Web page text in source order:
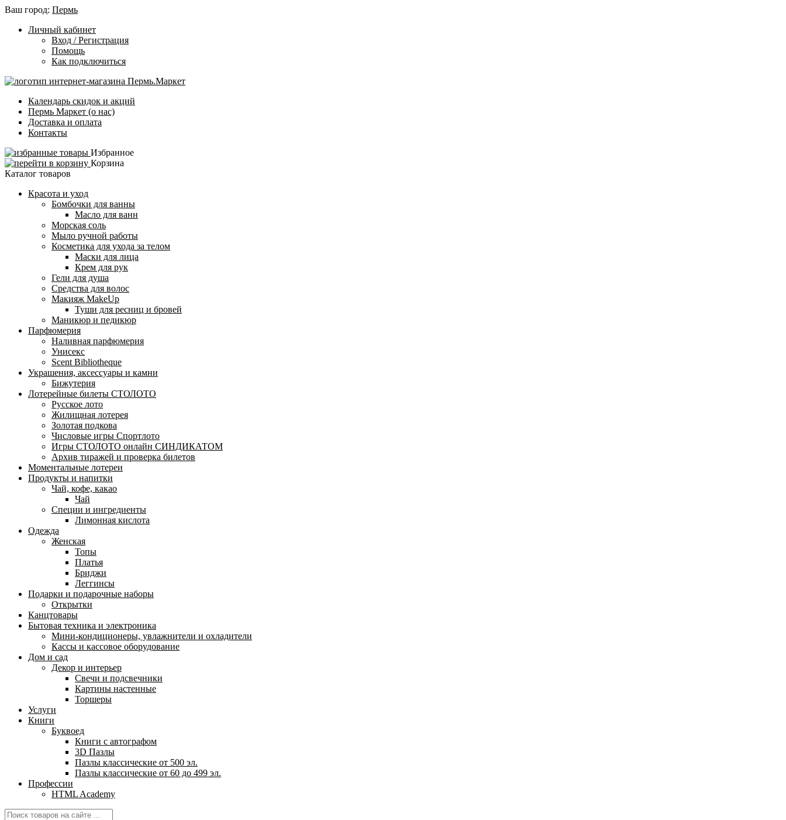
Ваш город: Пермь
Личный кабинет
Вход / Регистрация
Помощь
Как подключиться
Календарь скидок и акций
Пермь Маркет (о нас)
Доставка и оплата
Контакты
Избранное
Корзина
Каталог товаров
Красота и уход
Бомбочки для ванны
Масло для ванн
Морская соль
Мыло ручной работы
Косметика для ухода за телом
Маски для лица
Крем для рук
Гели для душа
Средства для волос
Макияж MakeUp
Туши для ресниц и бровей
Маникюр и педикюр
Парфюмерия
Наливная парфюмерия
Унисекс
Scent Bibliotheque
Украшения, аксессуары и камни
Бижутерия
Лотерейные билеты СТОЛОТО
Русское лото
Жилищная лотерея
Золотая подкова
Числовые игры Спортлото
Игры СТОЛОТО онлайн СИНДИКАТОМ
Архив тиражей и проверка билетов
Моментальные лотереи
Продукты и напитки
Чай, кофе, какао
Чай
Специи и ингредиенты
Лимонная кислота
Одежда
Женская
Топы
Платья
Бриджи
Леггинсы
Подарки и подарочные наборы
Открытки
Канцтовары
Бытовая техника и электроника
Мини-кондиционеры, увлажнители и охладители
Кассы и кассовое оборудование
Дом и сад
Декор и интерьер
Свечи и подсвечники
Картины настенные
Торшеры
Услуги
Книги
Буквоед
Книги с автографом
3D Пазлы
Пазлы классические от 500 эл.
Пазлы классические от 60 до 499 эл.
Профессии
HTML Academy